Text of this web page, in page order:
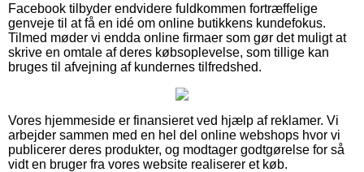
Facebook tilbyder endvidere fuldkommen fortræffelige
genveje til at få en idé om online butikkens kundefokus.
Tilmed møder vi endda online firmaer som gør det muligt at
skrive en omtale af deres købsoplevelse, som tillige kan
bruges til afvejning af kundernes tilfredshed.
Vores hjemmeside er finansieret ved hjælp af reklamer. Vi
arbejder sammen med en hel del online webshops hvor vi
publicerer deres produkter, og modtager godtgørelse for så
vidt en bruger fra vores website realiserer et køb.